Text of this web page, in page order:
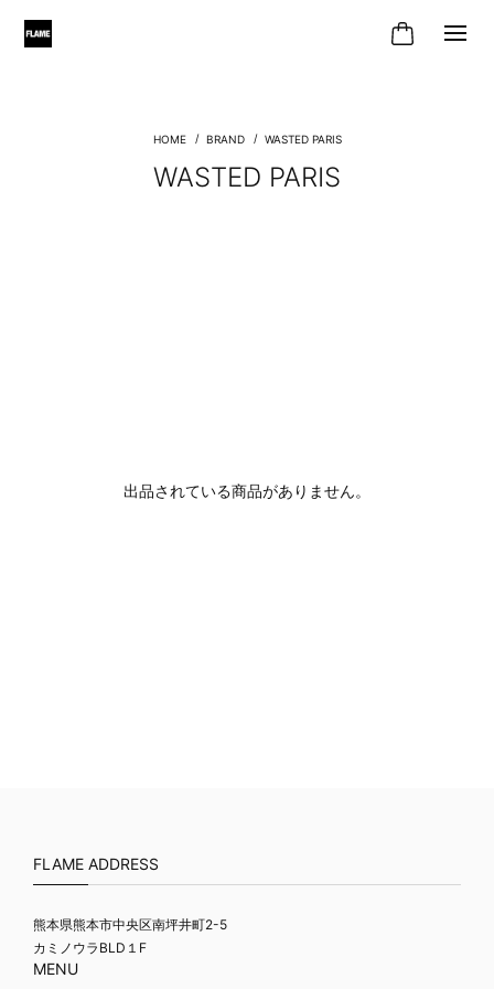
BRAND WASTED PARIS
WASTED PARIS
出品されている商品がありません。
FLAME ADDRESS
熊本県熊本市中央区南坪井町2-5
カミノウラBLD１F
MENU